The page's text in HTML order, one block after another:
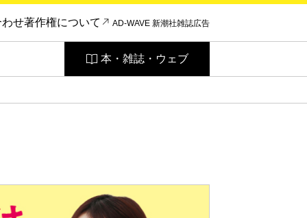
せ著作権について AD-WAVE 新潮社雑誌広告
本・雑誌・ウェブ